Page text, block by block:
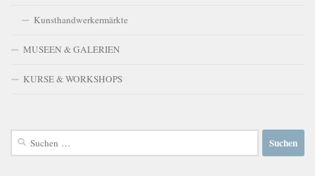
Kunsthandwerkermärkte
MUSEEN & GALERIEN
KURSE & WORKSHOPS
Suchen